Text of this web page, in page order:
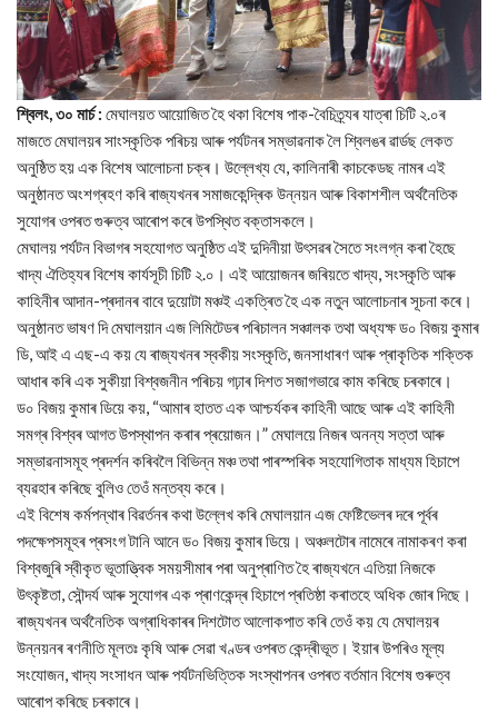
শ্বিলং, ৩০ মাৰ্চ : মেঘালয়ত আয়োজিত হৈ থকা বিশেষ পাক-বৈচিত্ৰ্যৰ যাত্ৰা চিটি ২.০ৰ
মাজতে মেঘালয়ৰ সাংস্কৃতিক পৰিচয় আৰু পৰ্যটনৰ সম্ভাৱনাক লৈ শ্বিলঙৰ ৱাৰ্ডছ লেকত
অনুষ্ঠিত হয় এক বিশেষ আলোচনা চক্ৰ। উল্লেখ্য যে, কালিনাৰী কাচকেডছ নামৰ এই
অনুষ্ঠানত অংশগ্ৰহণ কৰি ৰাজ্যখনৰ সমাজকেন্দ্ৰিক উন্নয়ন আৰু বিকাশশীল অৰ্থনৈতিক
সুযোগৰ ওপৰত গুৰুত্ব আৰোপ কৰে উপস্থিত বক্তাসকলে।
মেঘালয় পৰ্যটন বিভাগৰ সহযোগত অনুষ্ঠিত এই দুদিনীয়া উৎসৱৰ সৈতে সংলগ্ন কৰা হৈছে
খাদ্য ঐতিহ্যৰ বিশেষ কাৰ্যসূচী চিটি ২.০। এই আয়োজনৰ জৰিয়তে খাদ্য, সংস্কৃতি আৰু
কাহিনীৰ আদান-প্ৰদানৰ বাবে দুয়োটা মঞ্চই একত্ৰিত হৈ এক নতুন আলোচনাৰ সূচনা কৰে।
অনুষ্ঠানত ভাষণ দি মেঘালয়ান এজ লিমিটেডৰ পৰিচালন সঞ্চালক তথা অধ্যক্ষ ড০ বিজয় কুমাৰ
ডি, আই এ এছ-এ কয় যে ৰাজ্যখনৰ স্বকীয় সংস্কৃতি, জনসাধাৰণ আৰু প্ৰাকৃতিক শক্তিক
আধাৰ কৰি এক সুকীয়া বিশ্বজনীন পৰিচয় গঢ়াৰ দিশত সজাগভাৱে কাম কৰিছে চৰকাৰে।
ড০ বিজয় কুমাৰ ডিয়ে কয়, “আমাৰ হাতত এক আশ্চৰ্যকৰ কাহিনী আছে আৰু এই কাহিনী
সমগ্ৰ বিশ্বৰ আগত উপস্থাপন কৰাৰ প্ৰয়োজন।” মেঘালয়ে নিজৰ অনন্য সত্তা আৰু
সম্ভাৱনাসমূহ প্ৰদৰ্শন কৰিবলৈ বিভিন্ন মঞ্চ তথা পাৰস্পৰিক সহযোগিতাক মাধ্যম হিচাপে
ব্যৱহাৰ কৰিছে বুলিও তেওঁ মন্তব্য কৰে।
এই বিশেষ কৰ্মপন্থাৰ বিৱৰ্তনৰ কথা উল্লেখ কৰি মেঘালয়ান এজ ফেষ্টিভেলৰ দৰে পূৰ্বৰ
পদক্ষেপসমূহৰ প্ৰসংগ টানি আনে ড০ বিজয় কুমাৰ ডিয়ে। অঞ্চলটোৰ নামেৰে নামাকৰণ কৰা
বিশ্বজুৰি স্বীকৃত ভূতাত্ত্বিক সময়সীমাৰ পৰা অনুপ্ৰাণিত হৈ ৰাজ্যখনে এতিয়া নিজকে
উৎকৃষ্টতা, সৌন্দৰ্য আৰু সুযোগৰ এক প্ৰাণকেন্দ্ৰ হিচাপে প্ৰতিষ্ঠা কৰাতহে অধিক জোৰ দিছে।
ৰাজ্যখনৰ অৰ্থনৈতিক অগ্ৰাধিকাৰৰ দিশটোত আলোকপাত কৰি তেওঁ কয় যে মেঘালয়ৰ
উন্নয়নৰ ৰণনীতি মূলতঃ কৃষি আৰু সেৱা খণ্ডৰ ওপৰত কেন্দ্ৰীভূত। ইয়াৰ উপৰিও মূল্য
সংযোজন, খাদ্য সংসাধন আৰু পৰ্যটনভিত্তিক সংস্থাপনৰ ওপৰত বৰ্তমান বিশেষ গুৰুত্ব
আৰোপ কৰিছে চৰকাৰে।